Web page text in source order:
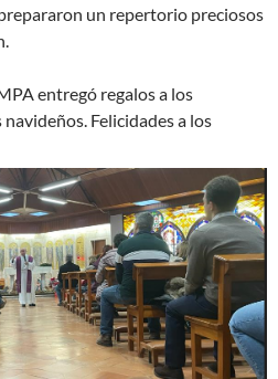
un repertorio preciosos
entregó regalos a los
Felicidades a los